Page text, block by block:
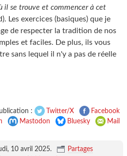
il se trouve et commencer à cet
Les exercices (basiques) que je
de respecter la tradition de nos
et faciles. De plus, ils vous
sans lequel il n'y a pas de réelle
: Twitter/X
Facebook
Mastodon Bluesky Mail
10 avril 2025.
Partages